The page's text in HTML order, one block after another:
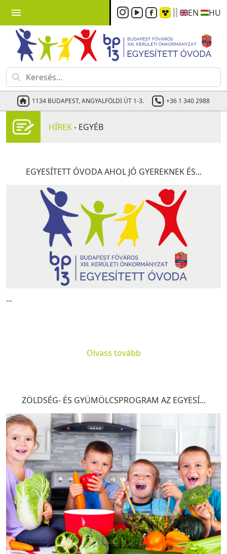
menu
1134 BUDAPEST, ANGYALFÖLDI ÚT 1-3. +36 1 340 2988
EN HU
HÍREK- EGYÉB
EGYESÍTETT ÓVODA AHOL JÓ GYEREKNEK ÉS...
...
Olvass tovább
ZÖLDSÉG- ÉS GYÜMÖLCSPROGRAM AZ EGYESÍ...